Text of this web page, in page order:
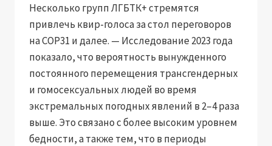
Несколько групп ЛГБТК+ стремятся
привлечь квир-голоса за стол переговоров
на COP31 и далее. — Исследование 2023 года
показало, что вероятность вынужденного
постоянного перемещения трансгендерных
и гомосексуальных людей во время
экстремальных погодных явлений в 2–4 раза
выше. Это связано с более высоким уровнем
бедности, а также тем, что в периоды